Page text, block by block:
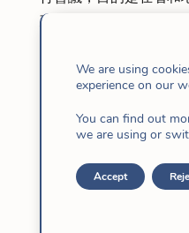
建立新的行政組織，並
資產管理準則”中推廣
每一天都是一個機會，
的基本要素，以及福音
透明和簡單的方式應
我們自己引用教皇弗朗
警惕，以便以謹慎和透
We are using
experience on our
You can find out
we are using or
Accept